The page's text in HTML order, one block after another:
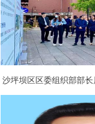
沙坪坝区区委组织部部
团调研指导